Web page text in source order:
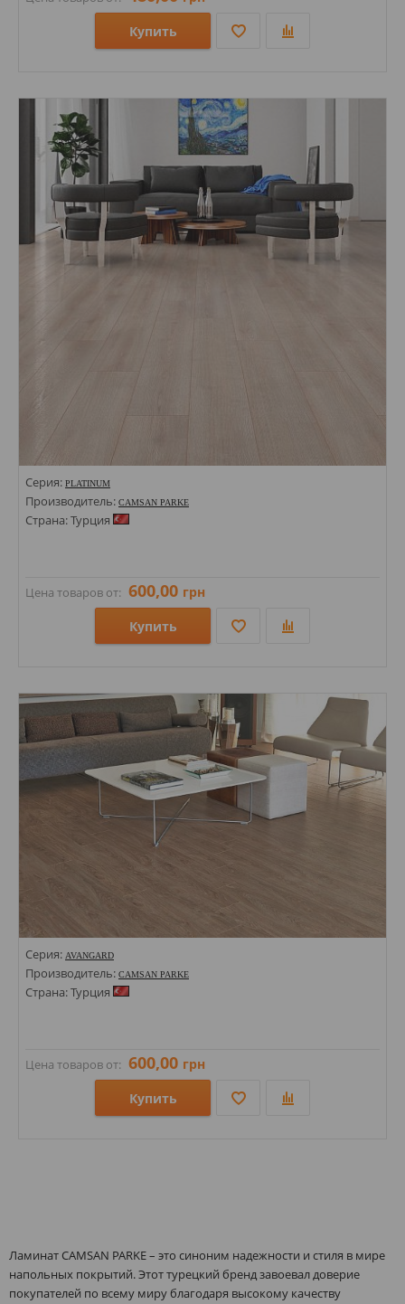
Купить
Стили:
Цвета:
Серия: PLATINUM
Производитель: CAMSAN PARKE
Страна: Турция
Цена товаров от: 600,00 грн
Купить
Стили:
Цвета:
Серия: AVANGARD
Производитель: CAMSAN PARKE
Страна: Турция
Цена товаров от: 600,00 грн
Купить
Ламинат CAMSAN PARKE – это синоним надежности и стиля в мире
напольных покрытий. Этот турецкий бренд завоевал доверие
покупателей по всему миру благодаря высокому качеству